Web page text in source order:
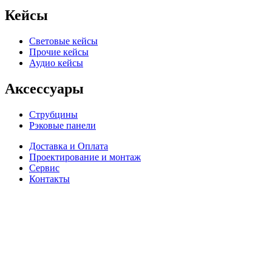
Кейсы
Световые кейсы
Прочие кейсы
Аудио кейсы
Аксессуары
Струбцины
Рэковые панели
Доставка и Оплата
Проектирование и монтаж
Сервис
Контакты